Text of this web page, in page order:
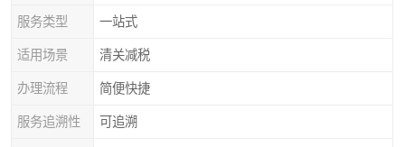
服务类型 一站式
适用场景 清关减税
办理流程 简便快捷
服务追溯性 可追溯